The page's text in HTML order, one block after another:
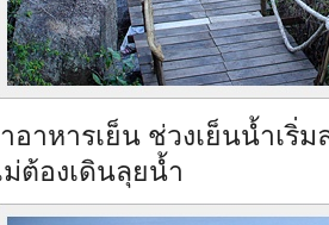
อาหารเย็น ช่วงเย็นน้ำเ
ต้องเดินลุยน้ำ